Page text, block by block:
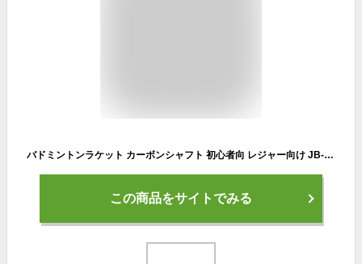
バドミントンラケット カーボンシャフト 初心者向 レジャー向け JB-100
この商品をサイトでみる